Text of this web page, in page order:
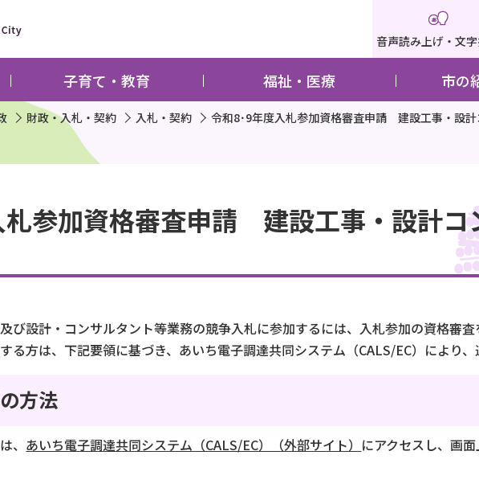
音声読み上げ・文
子育て・教育 福祉・医療 市の
財政・入札・契約 入札・契約 令和8･9年度入札参加資格審査申請 建設工事・設
参加資格審査申請 建設工事・設計コ
び設計・コンサルタント等業務の競争入札に参加するには、入札参加の資格審
る方は、下記要領に基づき、あいち電子調達共同システム（CALS/EC）により
方法
、 あいち電子調達共同システム（CALS/EC）（外部サイト） にアクセスし、画